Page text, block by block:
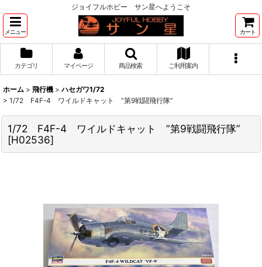
ジョイフルホビー サン星へようこそ
メニュー カート
カテゴリ マイページ 商品検索 ご利用案内
ホーム > 飛行機 > ハセガワ1/72
> 1/72 F4F-4 ワイルドキャット ”第9戦闘飛行隊”
1/72 F4F-4 ワイルドキャット ”第9戦闘飛行隊”
[H02536]